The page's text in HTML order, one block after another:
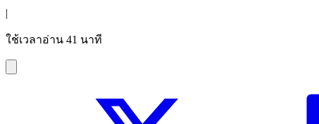
|
ใช้เวลาอ่าน 41 นาที